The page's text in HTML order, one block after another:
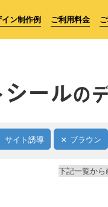
イン制作例 ご利用料金
シールの
サイト誘導 ブラウン
下記一覧か